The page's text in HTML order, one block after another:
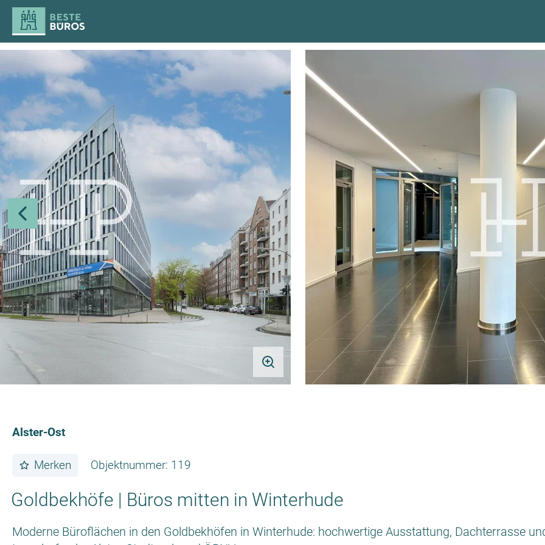
Alster-Ost
Merken Objektnummer: 119
Goldbekhöfe | Büros mitten in Winterhude
Moderne Büroflächen in den Goldbekhöfen in Winterhude: hochwertige Ausstattung, Dachterrasse